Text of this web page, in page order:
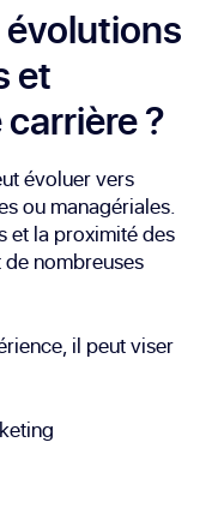
et
?
évoluer vers
ou managériales.
et la proximité des
nombreuses
il peut viser